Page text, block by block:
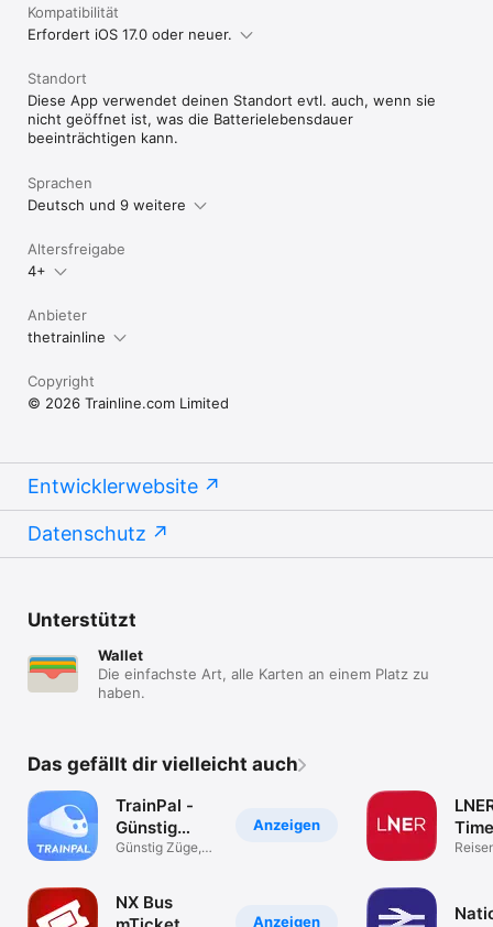
Kompatibilität
Erfordert iOS 17.0 oder neuer.
Standort
Diese App verwendet deinen Standort evtl. auch, wenn sie
nicht geöffnet ist, was die Batterielebensdauer
beeinträchtigen kann.
Sprachen
Deutsch und 9 weitere
Altersfreigabe
4+
Anbieter
thetrainline
Copyright
© 2026 Trainline.com Limited
Entwicklerwebsite
Datenschutz
Unterstützt
Wallet
Die einfachste Art, alle Karten an einem Platz zu
haben.
Das gefällt dir vielleicht auch
Anzeigen
TrainPal -
Günstig
buchen
Günstig Züge,
Anzeigen
NX Bus